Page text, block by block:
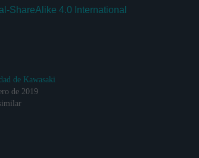
ShareAlike 4.0 International
de Kawasaki
de 2019